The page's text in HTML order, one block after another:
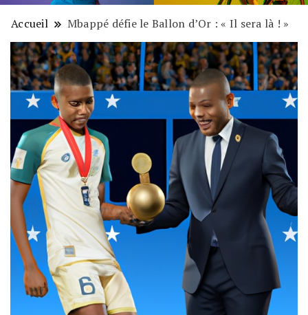
Accueil Mbappé défie le Ballon d’Or : « Il sera là ! »